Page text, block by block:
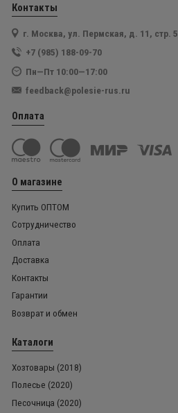
Контакты
г. Москва, ул. Пермская, д. 11, стр. 5
+7 (985) 188-09-70
Пн—Пт 10:00—17:00
feedback@polesie-rus.ru
Оплата
О магазине
Купить ОПТОМ
Сотрудничество
Оплата
Доставка
Контакты
Гарантии
Возврат и обмен
Каталоги
Хозтовары (2018)
Полесье (2020)
Песочница (2020)